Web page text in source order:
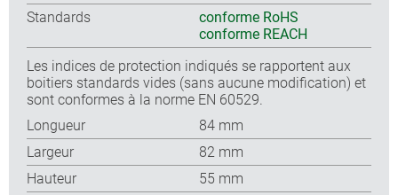
Standards
conforme RoHS
conforme REACH
Les indices de protection indiqués se rapportent aux
boitiers standards vides (sans aucune modification) et
sont conformes à la norme EN 60529.
Longueur
84 mm
Largeur
82 mm
Hauteur
55 mm